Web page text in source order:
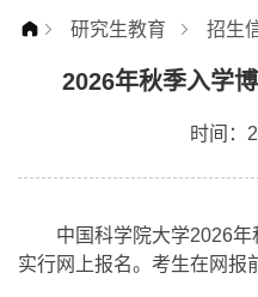
研究生教育 招生
2026年秋季入学
时间：
中国科学院大学2026
实行网上报名。考生在网报